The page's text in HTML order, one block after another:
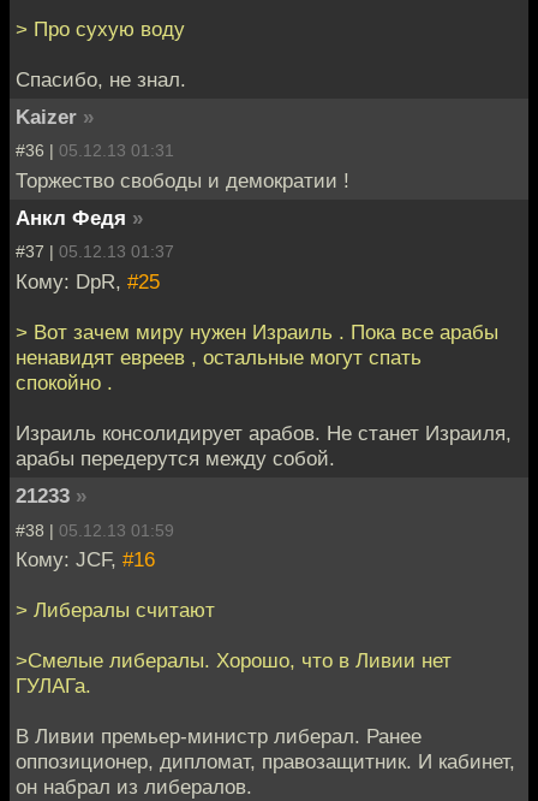
> Про сухую воду
Спасибо, не знал.
Kaizer »
#36 | 05.12.13 01:31
Торжество свободы и демократии !
Анкл Федя »
#37 | 05.12.13 01:37
Кому: DpR, #25
> Вот зачем миру нужен Израиль . Пока все арабы
ненавидят евреев , остальные могут спать
спокойно .
Израиль консолидирует арабов. Не станет Израиля,
арабы передерутся между собой.
21233 »
#38 | 05.12.13 01:59
Кому: JCF, #16
> Либералы считают
>Смелые либералы. Хорошо, что в Ливии нет
ГУЛАГа.
В Ливии премьер-министр либерал. Ранее
оппозиционер, дипломат, правозащитник. И кабинет,
он набрал из либералов.